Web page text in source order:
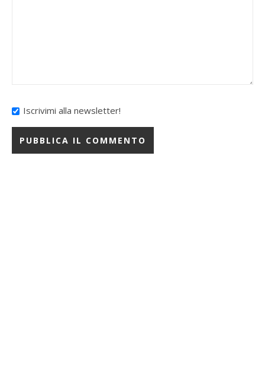
Iscrivimi alla newsletter!